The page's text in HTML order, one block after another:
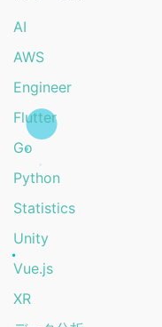
AI
AWS
Engineer
Flutter
Go
Python
Statistics
Unity
Vue.js
XR